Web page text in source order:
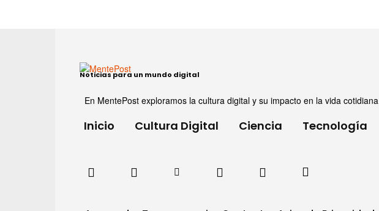
Noticias para un mundo digital
En MentePost exploramos la cultura digital y su impacto en la vida cotidiana
Inicio Cultura Digital Ciencia Tecnología